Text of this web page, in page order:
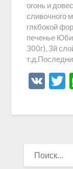
огонь и
сливочного
глкбокой
печенье
300г), 3й
VK